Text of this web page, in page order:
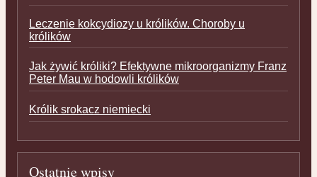
Leczenie kokcydiozy u królików. Choroby u
królików
Jak żywić króliki? Efektywne mikroorganizmy Franz
Peter Mau w hodowli królików
Królik srokacz niemiecki
Ostatnie wpisy